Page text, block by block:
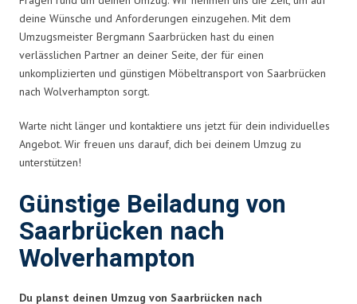
deine Wünsche und Anforderungen einzugehen. Mit dem
Umzugsmeister Bergmann Saarbrücken hast du einen
verlässlichen Partner an deiner Seite, der für einen
unkomplizierten und günstigen Möbeltransport von Saarbrücken
nach Wolverhampton sorgt.
Warte nicht länger und kontaktiere uns jetzt für dein individuelles
Angebot. Wir freuen uns darauf, dich bei deinem Umzug zu
unterstützen!
Günstige Beiladung von
Saarbrücken nach
Wolverhampton
Du planst deinen Umzug von Saarbrücken nach